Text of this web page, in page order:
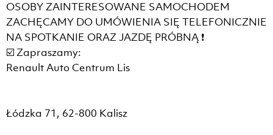
OSOBY ZAINTERESOWANE SAMOCHODEM
ZACHĘCAMY DO UMÓWIENIA SIĘ TELEFONICZNIE
NA SPOTKANIE ORAZ JAZDĘ PRÓBNĄ ❗
☑️ Zapraszamy:
Renault Auto Centrum Lis
Łódzka 71, 62-800 Kalisz